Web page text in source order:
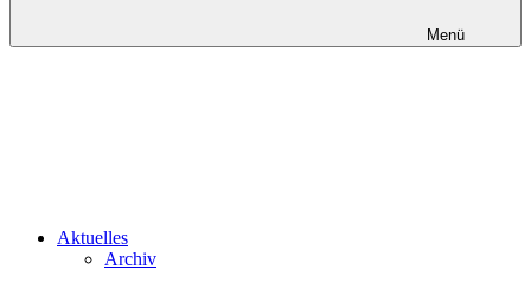
Menü
Aktuelles
Archiv